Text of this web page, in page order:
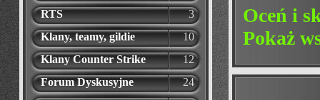
RTS
3
Klany, teamy, gildie
10
Klany Counter Strike
12
Forum Dyskusyjne
24
Oceń i
Pokaż